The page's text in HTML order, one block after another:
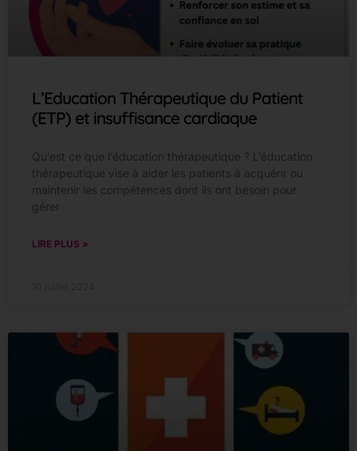
L’Education Thérapeutique du Patient
(ETP) et insuffisance cardiaque
Qu’est ce que l’éducation thérapeutique ? L’éducation
thérapeutique vise à aider les patients à acquérir ou
maintenir les compétences dont ils ont besoin pour
gérer
LIRE PLUS »